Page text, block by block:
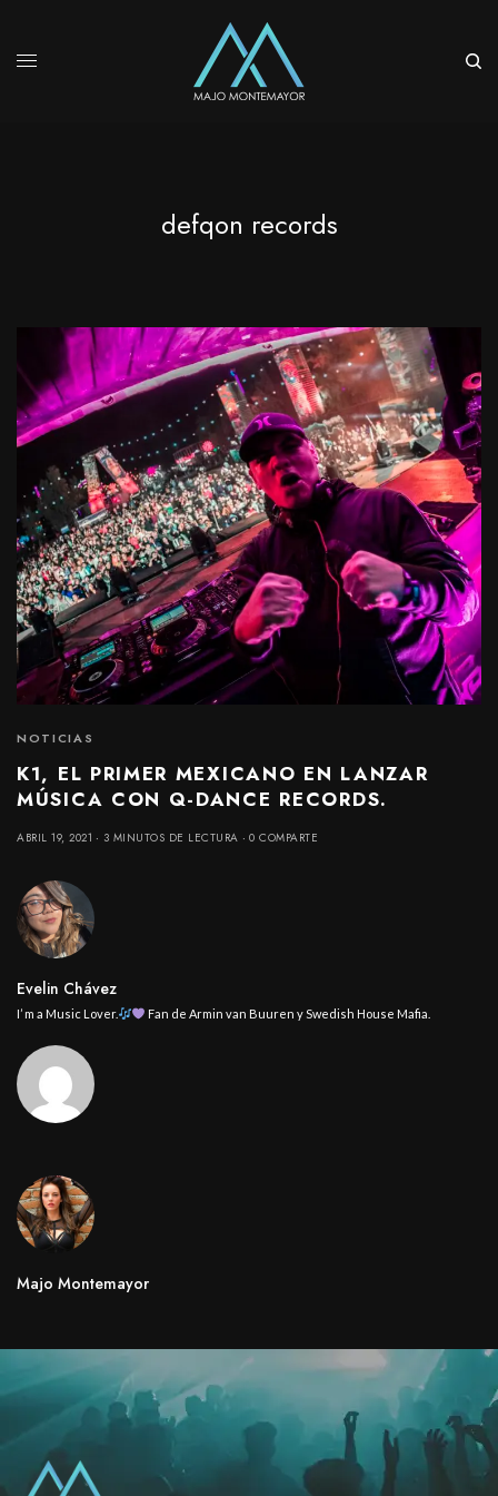
defqon records
NOTICIAS
K1, EL PRIMER MEXICANO EN LANZAR
MÚSICA CON Q-DANCE RECORDS.
ABRIL 19, 2021 3 MINUTOS DE LECTURA 0 COMPARTE
Evelin Chávez
I’ m a Music Lover. Fan de Armin van Buuren y Swedish House Mafia.
Majo Montemayor